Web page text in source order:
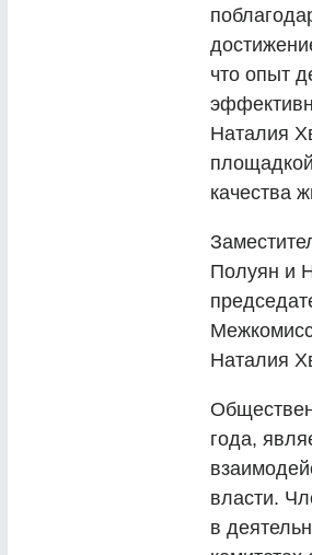
что опыт
Наталия
качества
Полуян и
Наталия
года,
власти.
в